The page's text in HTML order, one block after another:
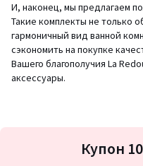
И, наконец, мы предлагаем
Такие комплекты не только
гармоничный вид ванной
сэкономить на покупке
Вашего благополучия La
аксессуары.
Купон